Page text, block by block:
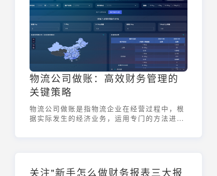
物流公司做账：高效财务管理的
关键策略
物流公司做账是指物流企业在经营过程中，根
据实际发生的经济业务，运用专门的方法进行
至关重要，可以帮助企业降低运营成本，提高
关注"新手怎么做财务报表三大报